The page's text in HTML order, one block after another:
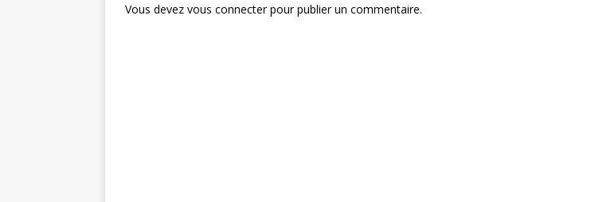
Vous devez vous connecterpour publier un commentaire.